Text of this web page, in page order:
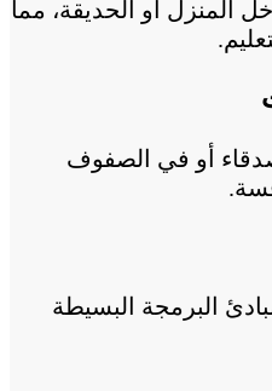
المنزل أو الحديقة، مما
أو في الصفوف
البرمجة البسيطة